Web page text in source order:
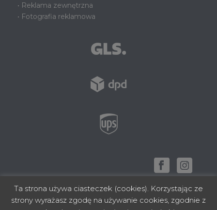
• Reklama zewnętrzna
• Fotografia reklamowa
zbudowano z ❤ w Rzeszowie
Ta strona używa ciasteczek (cookies). Korzystając ze
strony wyrażasz zgodę na używanie cookies, zgodnie z